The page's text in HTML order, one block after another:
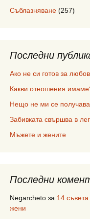
Съблазняване (257)
Последни
Ако не си готов за
Какви отношения
Нещо не ми се получава
Забивката свършва в
Мъжете и жените
Последни
Negarcheto за 14
жени